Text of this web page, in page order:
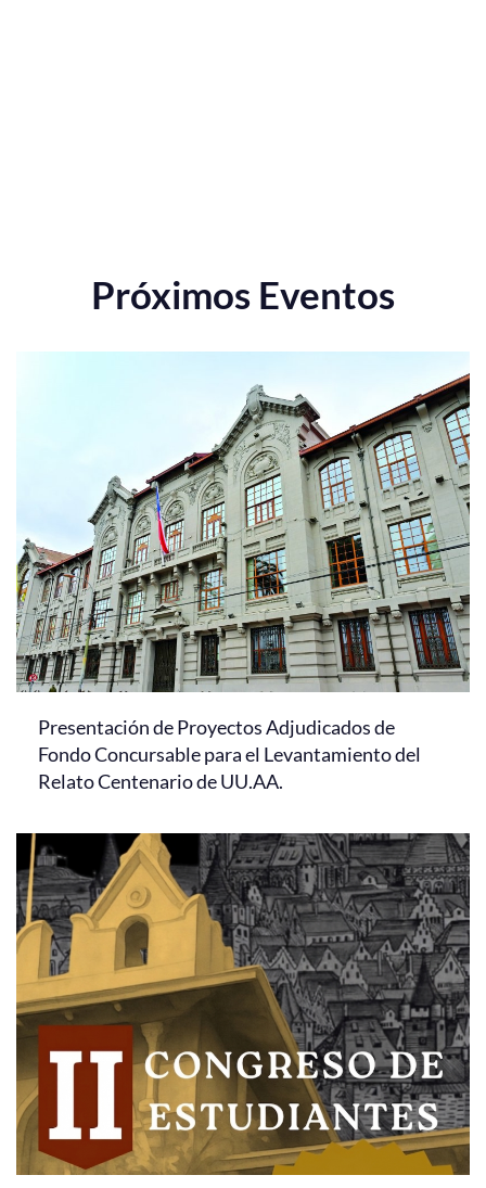
Próximos Eventos
Presentación de Proyectos Adjudicados de
Fondo Concursable para el Levantamiento del
Relato Centenario de UU.AA.